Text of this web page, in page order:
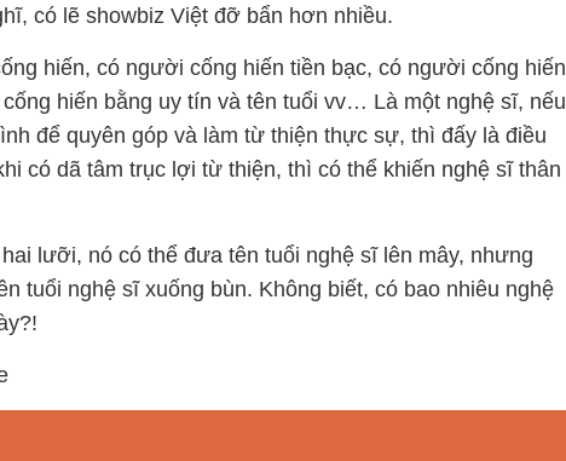
có lẽ showbiz Việt đỡ bẩn hơn nhiều.
hiến, có người cống hiến tiền bạc, có người cống hiến
hiến bằng uy tín và tên tuổi vv… Là một nghệ sĩ, nếu
để quyên góp và làm từ thiện thực sự, thì đấy là điều
có dã tâm trục lợi từ thiện, thì có thể khiến nghệ sĩ thân
lưỡi, nó có thể đưa tên tuổi nghệ sĩ lên mây, nhưng
tuổi nghệ sĩ xuống bùn. Không biết, có bao nhiêu nghệ